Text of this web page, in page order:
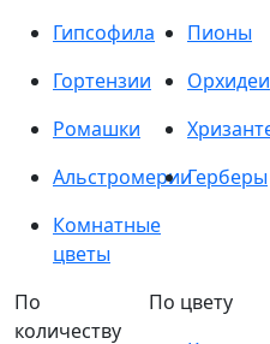
Гипсофила
Пионы
Гортензии
Орхидеи
Ромашки
АльстромерииГерберы
Комнатные
цветы
По
количеству
По цвету